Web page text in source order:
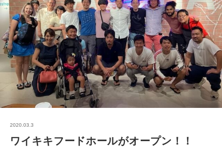
2020.03.3
ワイキキフードホールがオープン！！